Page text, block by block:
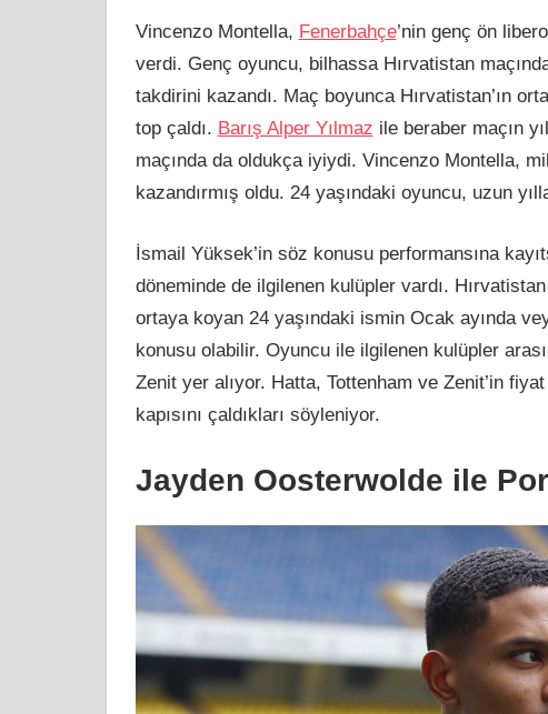
Vincenzo Montella, Fenerbahçe’nin genç ön
verdi. Genç oyuncu, bilhassa Hırvatistan
takdirini kazandı. Maç boyunca Hırvatistan’ın
top çaldı. Barış Alper Yılmaz ile beraber maçın
maçında da oldukça iyiydi. Vincenzo Montella,
kazandırmış oldu. 24 yaşındaki oyuncu, uzun
İsmail Yüksek’in söz konusu performansına
döneminde de ilgilenen kulüpler vardı.
ortaya koyan 24 yaşındaki ismin Ocak ayında
konusu olabilir. Oyuncu ile ilgilenen kulüpler
Zenit yer alıyor. Hatta, Tottenham ve Zenit’in
kapısını çaldıkları söyleniyor.
Jayden Oosterwolde ile